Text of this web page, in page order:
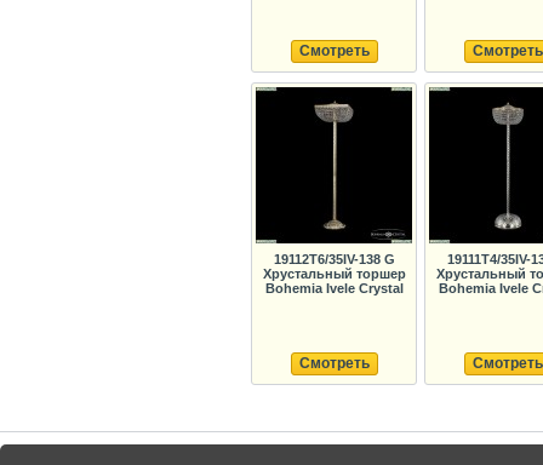
Смотреть Смотреть
19112T6/35IV-138 G
Хрустальный торшер
Bohemia Ivele Crystal
Смотреть
19111T4/35IV-
Хрустальный
Bohemia Ivele
Смотреть